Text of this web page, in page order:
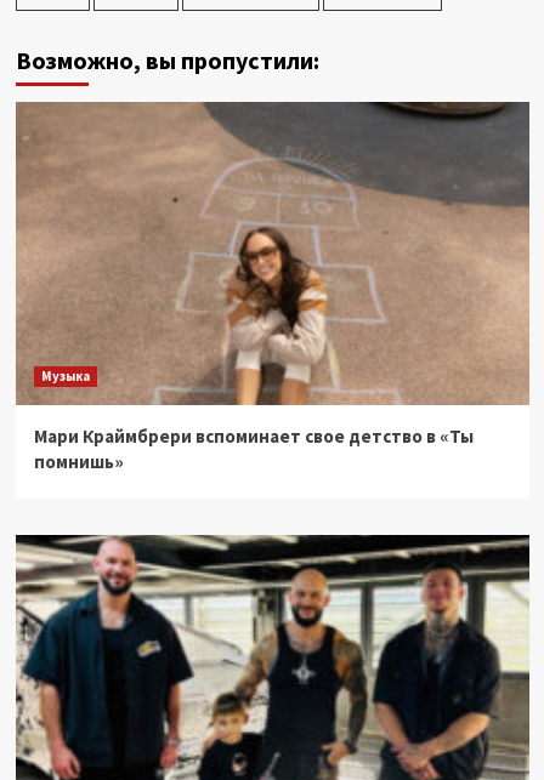
Возможно, вы пропустили:
Музыка
Мари Краймбрери вспоминает свое детство в «Ты
помнишь»